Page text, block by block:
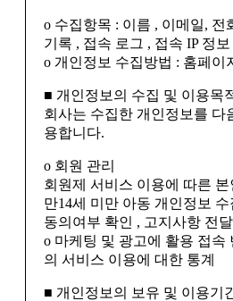
ο 수집항목 : 이름 , 이메일, 전
기록 , 접속 로그 , 접속 IP 정보
ο 개인정보 수집방법 : 홈페이
■ 개인정보의 수집 및 이용목
회사는 수집한 개인정보를 다
용합니다.
ο 회원 관리
회원제 서비스 이용에 따른
만14세 미만 아동 개인정보
동의여부 확인 , 고지사항 전달
ο 마케팅 및 광고에 활용 접속
의 서비스 이용에 대한 통계
■ 개인정보의 보유 및 이용기